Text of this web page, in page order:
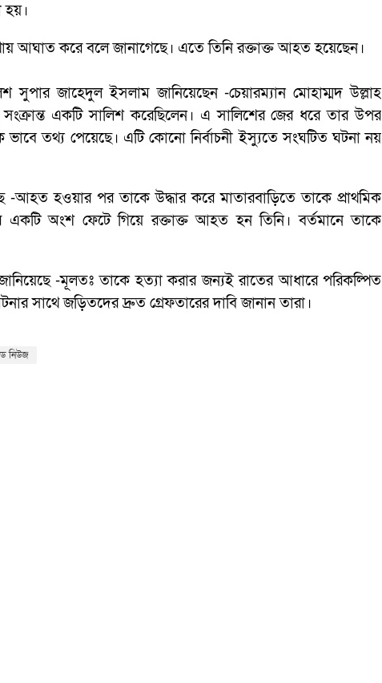
হয়।
আঘাত করে বলে জানাগেছে। এতে তিনি রক্তাক্ত আহত হয়েছেন।
সুপার জাহেদুল ইসলাম জানিয়েছেন -চেয়ারম্যান মোহাম্মদ উল্লাহ
একটি সালিশ করেছিলেন। এ সালিশের জের ধরে তার উপর
ভাবে তথ্য পেয়েছে। এটি কোনো নির্বাচনী ইস্যুতে সংঘটিত ঘটনা নয়
-আহত হওয়ার পর তাকে উদ্ধার করে মাতারবাড়িতে তাকে প্রাথমিক
একটি অংশ ফেটে গিয়ে রক্তাক্ত আহত হন তিনি। বর্তমানে তাকে
-মূলতঃ তাকে হত্যা করার জন্যই রাতের আধারে পরিকল্পিত
সাথে জড়িতদের দ্রুত গ্রেফতারের দাবি জানান তারা।
নিউজ